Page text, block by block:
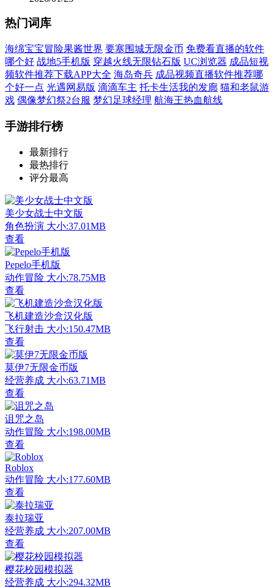
热门词库
海绵宝宝冒险果酱世界 要塞围城无限金币 免费看直播的软件
哪个好 战地5手机版 穿越火线无限钻石版 UC浏览器 成品短视
频软件推荐下载APP大全 海岛奇兵 成品视频直播软件推荐哪
个好一点 光遇网易版 滴滴车主 托卡生活我的发廊 猫和老鼠游
戏 偶像梦幻祭2台服 梦幻足球经理 航海王热血航线
手游排行榜
最新排行
最热排行
评分最高
美少女战士中文版
角色扮演 大小:37.01MB
查看
Pepelo手机版
动作冒险 大小:78.75MB
查看
飞机建造沙盒汉化版
飞行射击 大小:150.47MB
查看
莫伊7无限金币版
经营养成 大小:63.71MB
查看
诅咒之岛
动作冒险 大小:198.00MB
查看
Roblox
动作冒险 大小:177.60MB
查看
泰拉瑞亚
经营养成 大小:207.00MB
查看
樱花校园模拟器
经营养成 大小:294.32MB